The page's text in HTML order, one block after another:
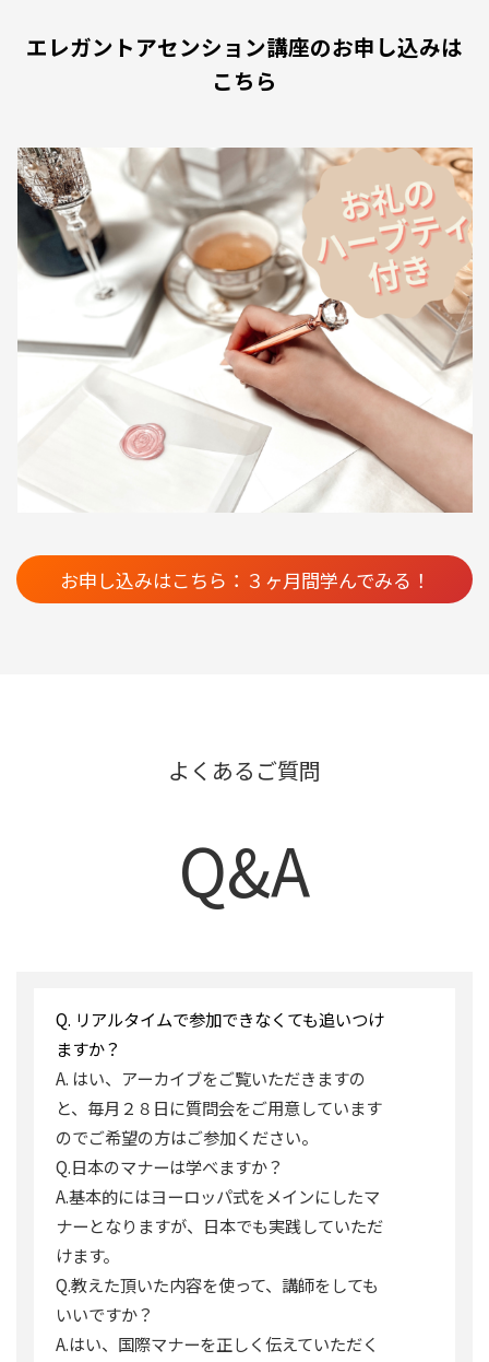
エレガントアセンション講座のお申し込みは
こちら
お申し込みはこちら：３ヶ月間学んでみる！
よくあるご質問
Q&A
Q. リアルタイムで参加できなくても追いつけ
ますか？
A. はい、アーカイブをご覧いただきますの
と、毎月２８日に質問会をご用意しています
のでご希望の方はご参加ください。
Q.日本のマナーは学べますか？
A.基本的にはヨーロッパ式をメインにしたマ
ナーとなりますが、日本でも実践していただ
けます。
Q.教えた頂いた内容を使って、講師をしても
いいですか？
A.はい、国際マナーを正しく伝えていただく